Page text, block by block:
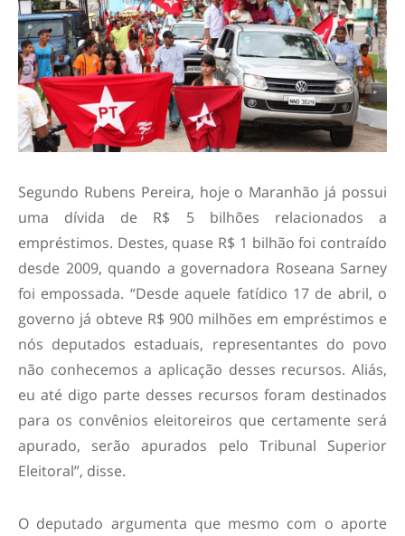
Segundo Rubens Pereira, hoje o Maranhão já possui
uma dívida de R$ 5 bilhões relacionados a
empréstimos. Destes, quase R$ 1 bilhão foi contraído
desde 2009, quando a governadora Roseana Sarney
foi empossada. “Desde aquele fatídico 17 de abril, o
governo já obteve R$ 900 milhões em empréstimos e
nós deputados estaduais, representantes do povo
não conhecemos a aplicação desses recursos. Aliás,
eu até digo parte desses recursos foram destinados
para os convênios eleitoreiros que certamente será
apurado, serão apurados pelo Tribunal Superior
Eleitoral”, disse.
O deputado argumenta que mesmo com o aporte